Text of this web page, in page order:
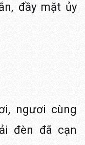
đầy mặt ủy
ngươi cùng
đèn đã cạn